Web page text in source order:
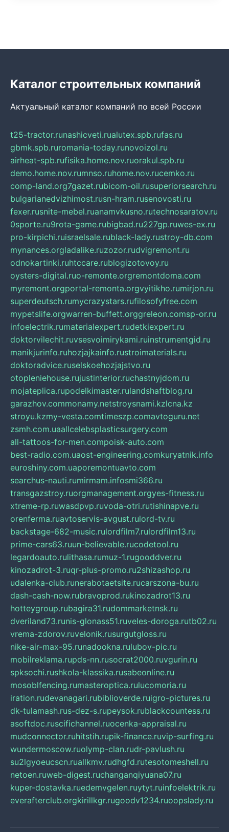
Каталог строительных компаний
Актуальный каталог компаний по всей России
t25-tractor.runashicveti.rualutex.spb.rufas.ru
gbmk.spb.ruromania-today.runovoizol.ru
airheat-spb.rufisika.home.nov.ruorakul.spb.ru
demo.home.nov.rumnso.ruhome.nov.rucemko.ru
comp-land.org7gazet.rubicom-oil.rusuperiorsearch.ru
bulgarianedvizhimost.rusn-hram.rusenovosti.ru
fexer.rusnite-mebel.ruanamvkusno.rutechnosaratov.ru
0sporte.ru9rota-game.rubigbad.ru227gp.ruwes-ex.ru
pro-kirpichi.ruisraelsale.rublack-lady.rustroy-db.com
mynances.orgladalike.ruzozor.rudvigremont.ru
odnokartinki.ruhtccare.rublogizotovoy.ru
oysters-digital.ruo-remonte.orgremontdoma.com
myremont.orgportal-remonta.orgvyitikho.rumirjon.ru
superdeutsch.rumycrazystars.rufilosofyfree.com
mypetslife.orgwarren-buffett.orggreleon.comsp-or.ru
infoelectrik.rumaterialexpert.rudetkiexpert.ru
doktorvilechit.ruvsesvoimirykami.ruinstrumentgid.ru
manikjurinfo.ruhozjajkainfo.rustroimaterials.ru
doktoradvice.ruselskoehozjajstvo.ru
otopleniehouse.rujustinterior.ruchastnyjdom.ru
mojateplica.rupodelkimaster.rulandshaftblog.ru
garazhov.commonamy.netstroysnami.kzlcna.kz
stroyu.kzmy-vesta.comtimeszp.comavtoguru.net
zsmh.com.uaallcelebsplasticsurgery.com
all-tattoos-for-men.compoisk-auto.com
best-radio.com.uaost-engineering.comkuryatnik.info
euroshiny.com.uaporemontuavto.com
searchus-nauti.rumirmam.infosmi366.ru
transgazstroy.ruorgmanagement.orgyes-fitness.ru
xtreme-rp.ruwasdpvp.ruvoda-otri.rutishinapve.ru
orenferma.ruavtoservis-avgust.rulord-tv.ru
backstage-682-music.rulordfilm7.rulordfilm13.ru
prime-cars63.ruun-believable.rucodetool.ru
legardoauto.rulithasa.rumuz-1.rugooddver.ru
kinozadrot-3.ruqr-plus-promo.ru2shizashop.ru
udalenka-club.runerabotaetsite.rucarszona-bu.ru
dash-cash-now.rubravoprod.rukinozadrot13.ru
hotteygroup.rubagira31.rudommarketnsk.ru
dveriland73.runis-glonass51.ruveles-doroga.rutb02.ru
vrema-zdorov.ruvelonik.rusurgutgloss.ru
nike-air-max-95.runadookna.rulubov-pic.ru
mobilreklama.rupds-nn.rusocrat2000.ruvgurin.ru
spksochi.rushkola-klassika.rusabeonline.ru
mosoblfencing.rumasteroptica.rulucomoria.ru
iration.rudevanagari.rubiblioverde.ruigro-pictures.ru
dk-tulamash.rus-dez-s.rupeysok.rublackcountess.ru
asoftdoc.ruscifichannel.ruocenka-appraisal.ru
mudconnector.ruhitstih.rupik-finance.ruvip-surfing.ru
wundermoscow.ruolymp-clan.rudr-pavlush.ru
su2lgyoeucscn.ruallkmv.rudhgfd.rutesotomeshell.ru
netoen.ruweb-digest.ruchanganqiyuana07.ru
kuper-dostavka.ruedemvgelen.ruytyt.ruinfoelektrik.ru
everafterclub.orgkirillkgr.rugoodv1234.ruoopslady.ru